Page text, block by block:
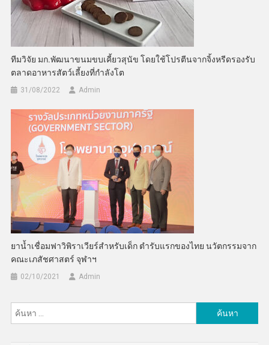
ทีมวิจัย มก.พัฒนาขนมขบเคี้ยวสุนัข โดยใช้โปรตีนจากจิ้งหรีดรองรับ
ตลาดอาหารสัตว์เลี้ยงที่กำลังโต
31/08/2022 Admin
ยาน้ำเชื่อมฟาวิพิราเวียร์สำหรับเด็ก ตำรับแรกของไทย นวัตกรรมจาก
คณะเภสัชศาสตร์ จุฬาฯ
02/10/2021 Admin
สำหรับ: